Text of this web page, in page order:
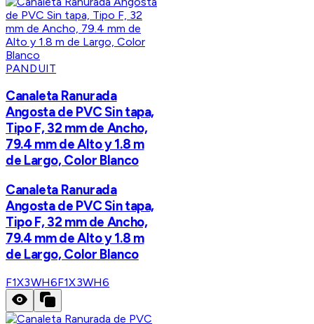
PANDUIT
Canaleta Ranurada
Angosta de PVC Sin tapa,
Tipo F, 32 mm de Ancho,
79.4 mm de Alto y 1.8 m
de Largo, Color Blanco
Canaleta Ranurada
Angosta de PVC Sin tapa,
Tipo F, 32 mm de Ancho,
79.4 mm de Alto y 1.8 m
de Largo, Color Blanco
F1X3WH6F1X3WH6